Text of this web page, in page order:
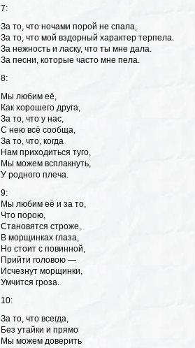
7:
За то, что ночами порой не спала,
За то, что мой вздорный характер терпела.
За нежность и ласку, что ты мне дала.
За песни, которые часто мне пела.
8:
Мы любим её,
Как хорошего друга,
За то, что у нас,
С нею всё сообща,
За то, что, когда
Нам приходиться туго,
Мы можем всплакнуть,
У родного плеча.
9:
Мы любим её и за то,
Что порою,
Становятся строже,
В морщинках глаза,
Но стоит с повинной,
Прийти головою —
Исчезнут морщинки,
Умчится гроза.
10:
За то, что всегда,
Без утайки и прямо
Мы можем доверить